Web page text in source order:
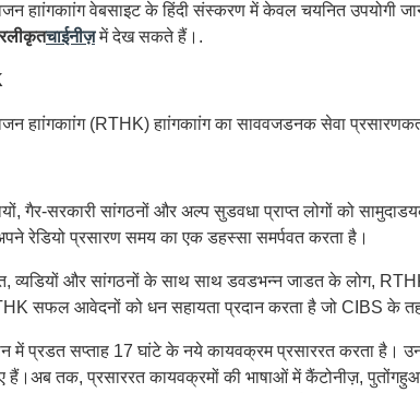
हाांगकाांग वेबसाइट के हिंदी संस्करण में केवल चयनित उपयोगी
चाईनीज़में देख सकते हैं।.
हाांगकाांग (RTHK) हाांगकाांग का साववजडनक सेवा
गैर-सरकारी सांगठनों और अल्प सुडवधा प्राप्त लोगों को
रेडियो प्रसारण समय का एक डहस्सा समर्पवत करता है।
व्यडियों और सांगठनों के साथ साथ डवडभन्न जाडत के लोग,
सफल आवेदनों को धन सहायता प्रदान करता है जो CIBS के
में प्रडत सप्ताह 17 घांटे के नये कायवक्रम प्रसाररत करता
हैं।अब तक, प्रसाररत कायवक्रमों की भाषाओं में कैंटोनीज़,